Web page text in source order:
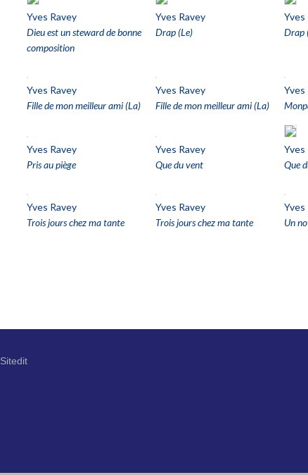
Yves Ravey
Dieu est un steward de bonne
composition
Yves Ravey
Drap (Le)
Yves
Drap
Yves Ravey
Fille de mon meilleur ami (La)
Yves Ravey
Fille de mon meilleur ami (La)
Yves
Yves Ravey
Pris au piège
Yves Ravey
Que du vent
Yves
Que
Yves Ravey
Trois jours chez ma tante
Yves Ravey
Trois jours chez ma tante
Yves
Un
Sitedit